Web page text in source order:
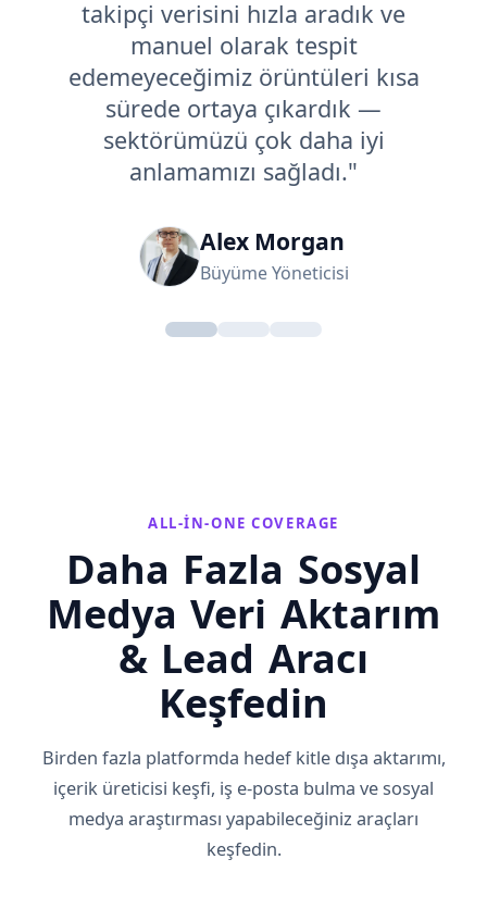
takipçi verisini hızla aradık ve
manuel olarak tespit
edemeyeceğimiz örüntüleri kısa
sürede ortaya çıkardık —
sektörümüzü çok daha iyi
anlamamızı sağladı."
Alex Morgan
Büyüme Yöneticisi
ALL-IN-ONE COVERAGE
Daha Fazla Sosyal
Medya Veri Aktarım
& Lead Aracı
Keşfedin
Birden fazla platformda hedef kitle dışa aktarımı,
içerik üreticisi keşfi, iş e-posta bulma ve sosyal
medya araştırması yapabileceğiniz araçları
keşfedin.